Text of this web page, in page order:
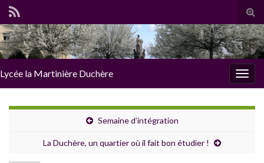
Lycée la Martinière Duchère
Semaine d’intégration
La Duchère, un quartier où il fait bon étudier !